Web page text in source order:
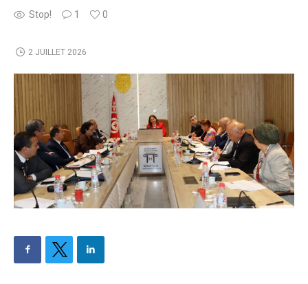
Stop! 1 0
2 JUILLET 2026